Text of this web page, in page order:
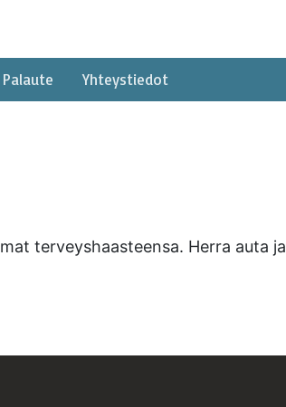
Palaute Yhteystiedot
terveyshaasteensa. Herra auta ja